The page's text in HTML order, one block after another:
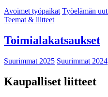
Avoimet työpaikat Työelämän
Teemat & liitteet
Toimialakatsaukset
Suurimmat 2025 Suurimmat 2024
Kaupalliset liitteet